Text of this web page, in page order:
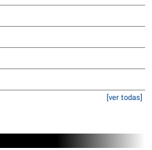
[ver todas]